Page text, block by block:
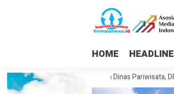
HOME HEADLINE
Dorong Pembentukan Dinas Pariwisata, DPRD